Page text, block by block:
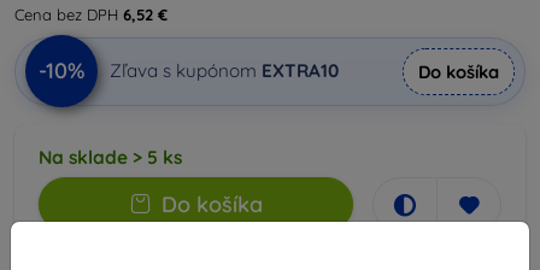
Cena bez DPH 6,52 €
-10% Zľava s kupónom EXTRA10 Do košíka
Na sklade > 5 ks
Do košíka